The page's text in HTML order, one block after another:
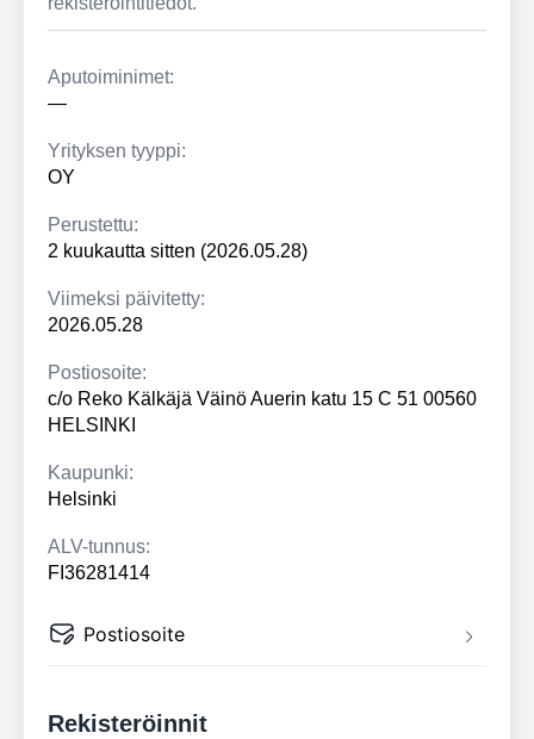
Aputoiminimet:
—
Yrityksen tyyppi:
OY
Perustettu:
2 kuukautta sitten (2026.05.28)
Viimeksi päivitetty:
2026.05.28
Postiosoite:
c/o Reko Kälkäjä Väinö Auerin katu 15 C 51 00560
HELSINKI
Kaupunki:
Helsinki
ALV-tunnus:
FI36281414
Postiosoite
Rekisteröinnit